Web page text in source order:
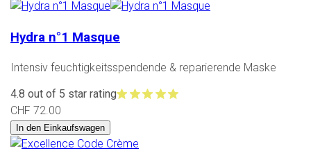
Hydra n°1 Masque
Intensiv feuchtigkeitsspendende & reparierende Maske
4.8 out of 5 star rating
CHF 72.00
In den Einkaufswagen